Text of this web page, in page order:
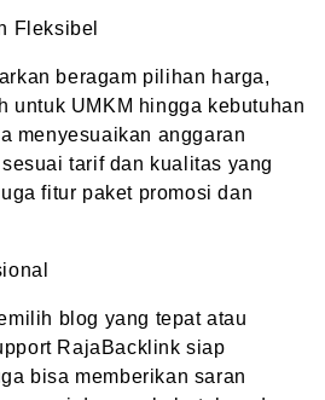
Fleksibel
beragam pilihan harga,
untuk UMKM hingga kebutuhan
menyesuaikan anggaran
tarif dan kualitas yang
fitur paket promosi dan
blog yang tepat atau
RajaBacklink siap
bisa memberikan saran